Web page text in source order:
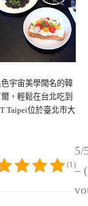
宇宙美學聞名的韓
，輕鬆在台北吃到
Taipei位於臺北市大
5/
–
(1)